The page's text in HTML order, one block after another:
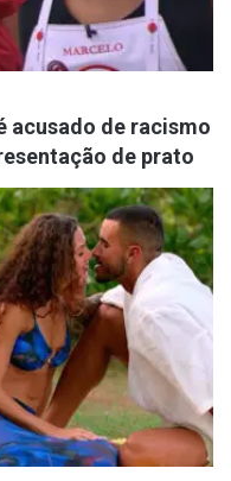
acusado de racismo
de prato